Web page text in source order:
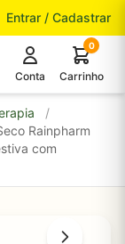
Entrar / Cadastrar
Conta
0
Carrinho
/
Rainpharm
com